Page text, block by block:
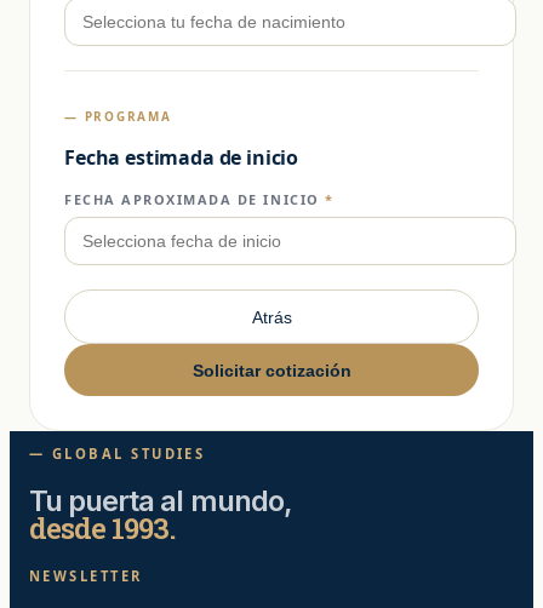
— PROGRAMA
Fecha estimada de inicio
FECHA APROXIMADA DE INICIO*
Atrás
Solicitar cotización
— GLOBAL STUDIES
Tu puerta al mundo,
desde 1993.
NEWSLETTER